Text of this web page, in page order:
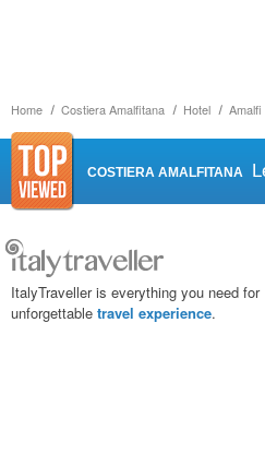
Home Costiera Amalfitana Hotel Amalfi
COSTIERA AMALFITANA
ItalyTraveller is everything you need for
unforgettable travel experience.